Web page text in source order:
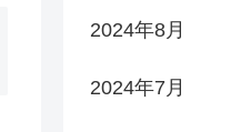
2024年8月
2024年7月